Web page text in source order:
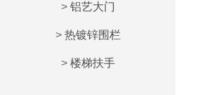
> 铝艺大门
> 热镀锌围栏
> 楼梯扶手